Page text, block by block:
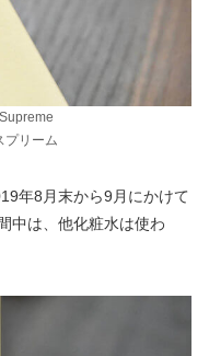
プリーム
年8月末から9月にかけて
中は、他化粧水は使わ